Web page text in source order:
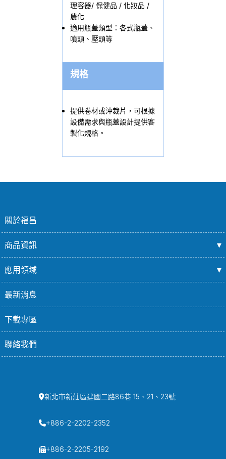
理容器/ 保健品 / 化妝品 /
農化
適用瓶蓋類型：各式瓶蓋、
噴頭、壓頭等
規格
提供卷材或沖裁片，可根據
設備需求與瓶蓋設計提供客
製化規格。
關於福昌
商品資訊
應用領域
最新消息
下載專區
聯絡我們
新北市新莊區建國二路86巷 15、21、23號
+886-2-2202-2352
+886-2-2205-2192